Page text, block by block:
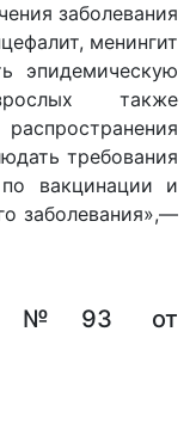
заболевания
менингит
эпидемическую
также
требования
по вакцинации и
заболевания»,—
№93 от